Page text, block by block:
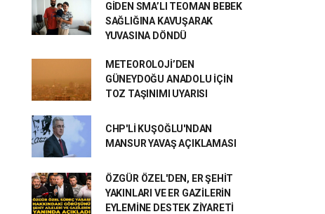
GİDEN SMA’LI TEOMAN BEBEK
SAĞLIĞINA KAVUŞARAK
YUVASINA DÖNDÜ
METEOROLOJİ’DEN
GÜNEYDOĞU ANADOLU İÇİN
TOZ TAŞINIMI UYARISI
CHP'Lİ KUŞOĞLU'NDAN
MANSUR YAVAŞ AÇIKLAMASI
ÖZGÜR ÖZEL'DEN, ER ŞEHİT
YAKINLARI VE ER GAZİLERİN
EYLEMİNE DESTEK ZİYARETİ